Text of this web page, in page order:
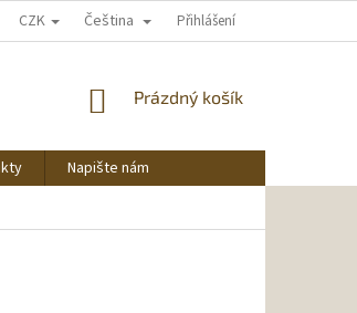
CZK Čeština Přihlášení
NÁKUPNÍ
Prázdný košík
Napište nám